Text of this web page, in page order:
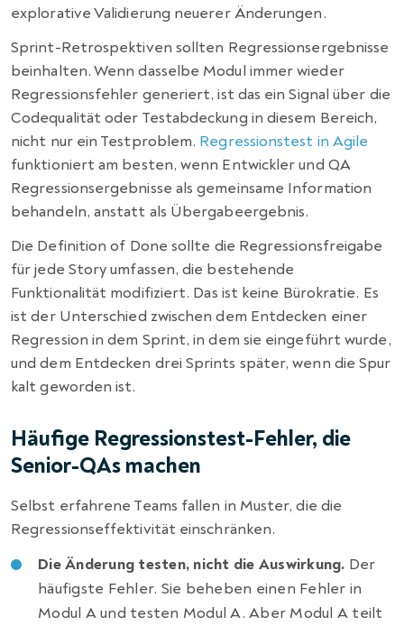
explorative Validierung neuerer Änderungen.
Sprint-Retrospektiven sollten Regressionsergebnisse
beinhalten. Wenn dasselbe Modul immer wieder
Regressionsfehler generiert, ist das ein Signal über die
Codequalität oder Testabdeckung in diesem Bereich,
nicht nur ein Testproblem. Regressionstest in Agile
funktioniert am besten, wenn Entwickler und QA
Regressionsergebnisse als gemeinsame Information
behandeln, anstatt als Übergabeergebnis.
Die Definition of Done sollte die Regressionsfreigabe
für jede Story umfassen, die bestehende
Funktionalität modifiziert. Das ist keine Bürokratie. Es
ist der Unterschied zwischen dem Entdecken einer
Regression in dem Sprint, in dem sie eingeführt wurde,
und dem Entdecken drei Sprints später, wenn die Spur
kalt geworden ist.
Häufige Regressionstest-Fehler, die
Senior-QAs machen
Selbst erfahrene Teams fallen in Muster, die die
Regressionseffektivität einschränken.
Die Änderung testen, nicht die Auswirkung. Der
häufigste Fehler. Sie beheben einen Fehler in
Modul A und testen Modul A. Aber Modul A teilt